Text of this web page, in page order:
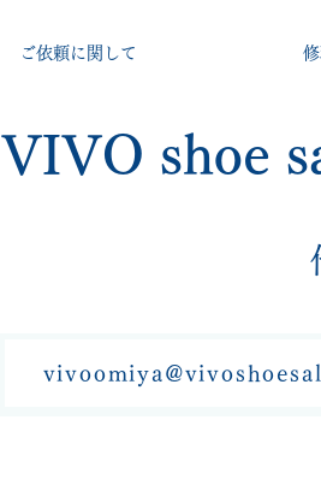
VIVO shoe
ご依頼に関して 修